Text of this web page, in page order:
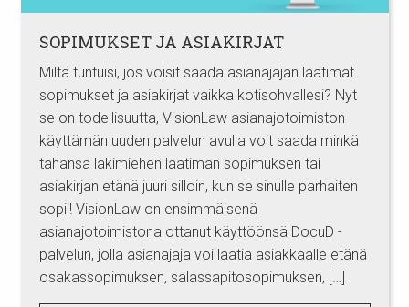
SOPIMUKSET JA ASIAKIRJAT
Miltä tuntuisi, jos voisit saada asianajajan laatimat
sopimukset ja asiakirjat vaikka kotisohvallesi? Nyt
se on todellisuutta, VisionLaw asianajotoimiston
käyttämän uuden palvelun avulla voit saada minkä
tahansa lakimiehen laatiman sopimuksen tai
asiakirjan etänä juuri silloin, kun se sinulle parhaiten
sopii! VisionLaw on ensimmäisenä
asianajotoimistona ottanut käyttöönsä DocuD -
palvelun, jolla asianajaja voi laatia asiakkaalle etänä
osakassopimuksen, salassapitosopimuksen, […]